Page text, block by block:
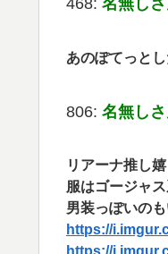
468: 名無し
あのぽてっと
806: 名無し
リアーナ推し
服はゴージャ
男装っぽいの
https://